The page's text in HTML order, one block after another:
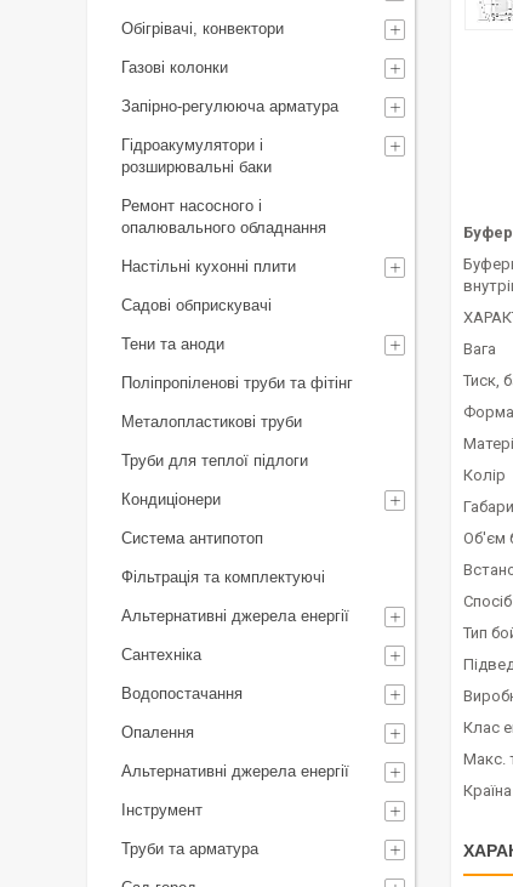
Вага
Тиск,
Колір
Об'єм
Тип
Клас
Макс.
Обігрівачі, конвектори
Газові колонки
Запірно-регулююча арматура
Гідроакумулятори і
розширювальні баки
Ремонт насосного і
опалювального обладнання
Настільні кухонні плити
Садові обприскувачі
Тени та аноди
Поліпропіленові труби та фітінг
Металопластикові труби
Труби для теплої підлоги
Кондиціонери
Система антипотоп
Фільтрація та комплектуючі
Альтернативні джерела енергії
Сантехніка
Водопостачання
Опалення
Альтернативні джерела енергії
Інструмент
Труби та арматура